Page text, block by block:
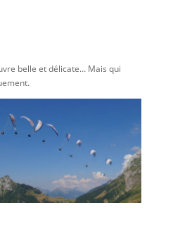
belle et délicate… Mais qui